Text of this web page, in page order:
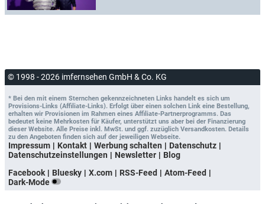
© 1998 - 2026 imfernsehen GmbH & Co. KG
* Bei den mit einem Sternchen gekennzeichneten Links handelt es sich um
Provisions-Links (Affiliate-Links). Erfolgt über einen solchen Link eine Bestellung,
erhalten wir Provisionen im Rahmen eines Affiliate-Partnerprogramms. Das
bedeutet keine Mehrkosten für Käufer, unterstützt uns aber bei der Finanzierung
dieser Website. Alle Preise inkl. MwSt. und ggf. zuzüglich Versandkosten. Details
zu den Angeboten finden sich auf der jeweiligen Webseite.
Impressum Kontakt Werbung schalten
Datenschutz
Datenschutzeinstellungen
Newsletter
Blog
Facebook
Bluesky X.com RSS-Feed
Atom-Feed
Dark-Mode